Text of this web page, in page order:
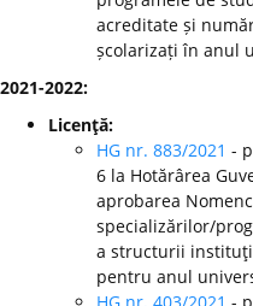
acreditate și
școlarizați în anul
2021-2022:
Licenţă:
HG nr. 883/2021 -
6 la Hotărârea
aprobarea
specializărilor/
a structurii
pentru anul